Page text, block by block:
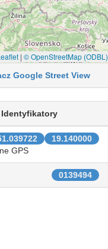
| © OpenStreetMap (ODBL)
Google Street View
Identyfikatory
19.140000
GPS
0139494